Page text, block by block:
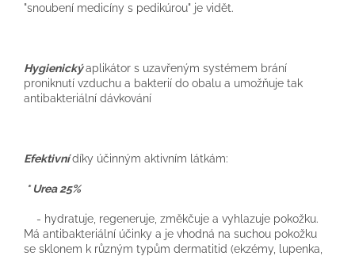
"snoubení medicíny s pedikúrou" je vidět.
Hygienickýaplikátor s uzavřeným systémem brání
proniknutí vzduchu a bakterií do obalu a umožňuje tak
antibakteriální dávkování
Efektivnídíky účinným aktivním látkám:
* Urea 25%
- hydratuje, regeneruje, změkčuje a vyhlazuje pokožku.
Má antibakteriální účinky a je vhodná na suchou pokožku
se sklonem k různým typům dermatitid (ekzémy, lupenka,